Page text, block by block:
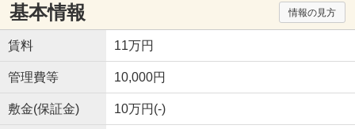
基本情報 情報の見方
賃料 11万円
管理費等 10,000円
敷金(保証金) 10万円(-)